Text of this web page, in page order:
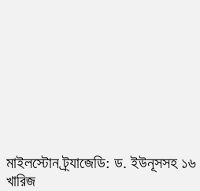
মাইলস্টোন ট্র্যাজেডি: ড. ইউনূসসহ
খারিজ